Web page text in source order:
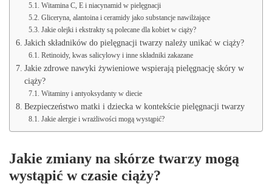
Witamina C, E i niacynamid w pielęgnacji
Gliceryna, alantoina i ceramidy jako substancje nawilżające
Jakie olejki i ekstrakty są polecane dla kobiet w ciąży?
Jakich składników do pielęgnacji twarzy należy unikać w ciąży?
Retinoidy, kwas salicylowy i inne składniki zakazane
Jakie zdrowe nawyki żywieniowe wspierają pielęgnację skóry w
ciąży?
Witaminy i antyoksydanty w diecie
Bezpieczeństwo matki i dziecka w kontekście pielęgnacji twarzy
Jakie alergie i wrażliwości mogą wystąpić?
Jakie zmiany na skórze twarzy mogą
wystąpić w czasie ciąży?